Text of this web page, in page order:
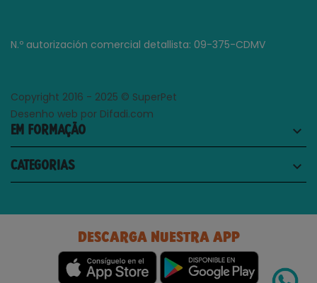
N.º autorización comercial detallista: 09-375-CDMV
Copyright 2016 - 2025 © SuperPet
Desenho web por Difadi.com
EM FORMAÇÃO keyboard_arrow_down
CATEGORIAS keyboard_arrow_down
DESCARGA NUESTRA APP